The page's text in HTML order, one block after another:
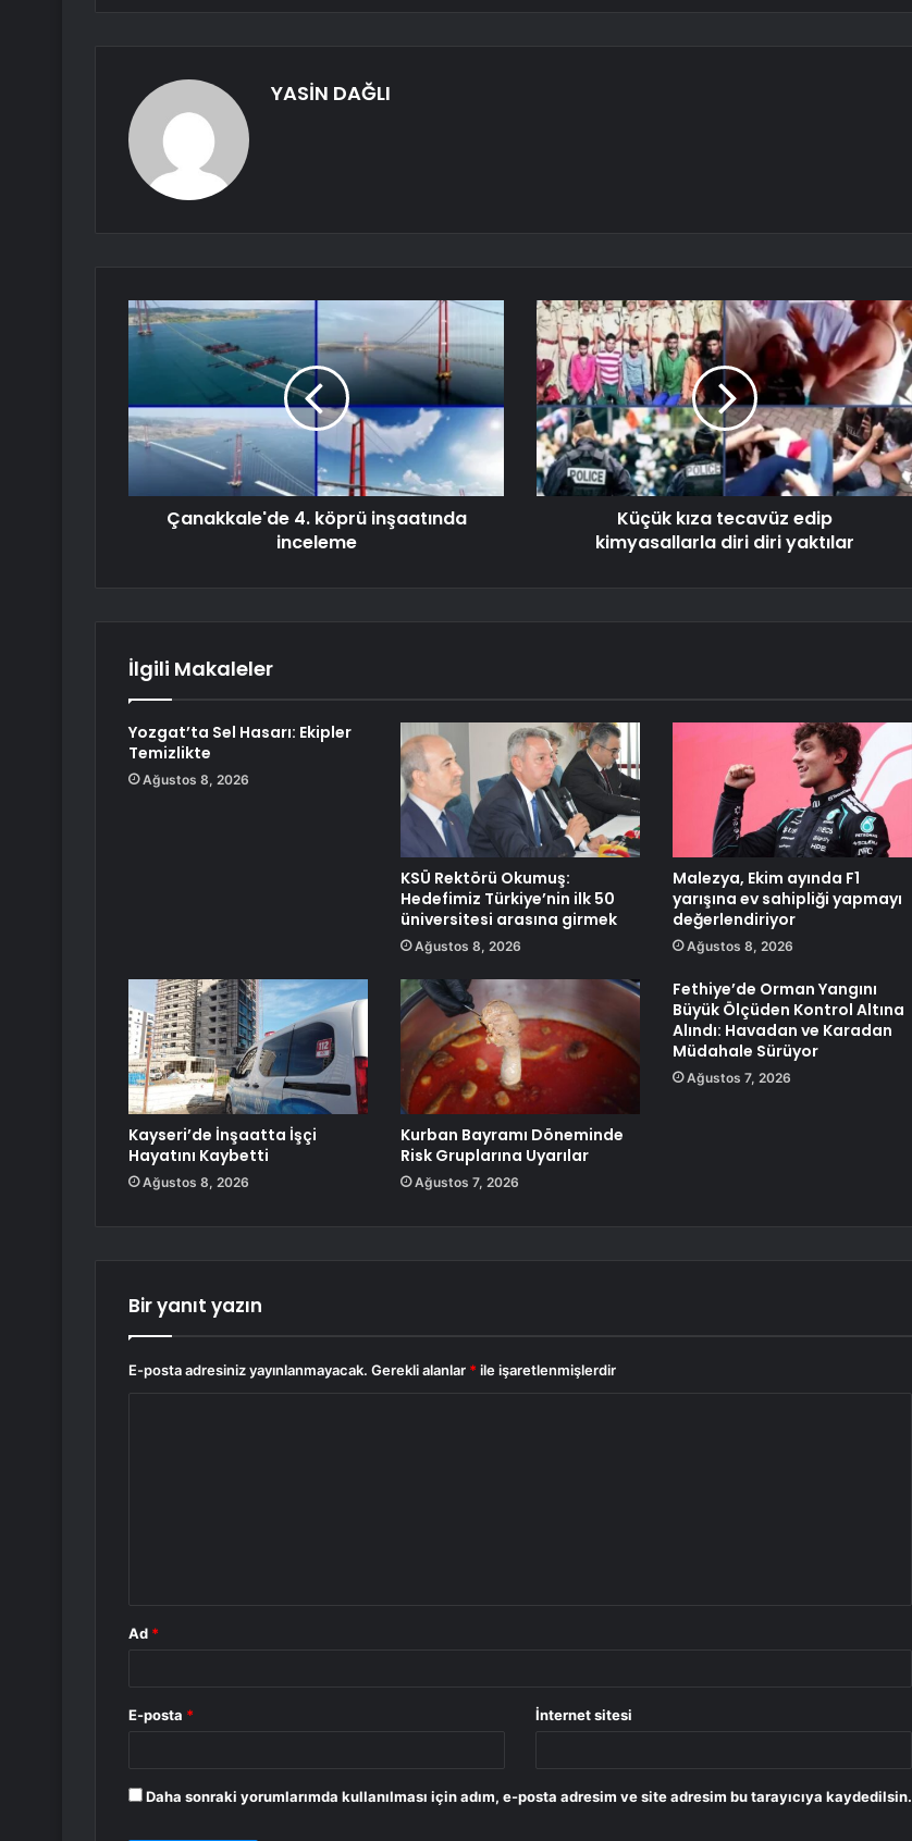
YASİN DAĞLI
Çanakkale'de 4. köprü inşaatında
inceleme
Küçük kıza tecavüz edip
kimyasallarla diri diri yaktılar
İlgili Makaleler
Yozgat’ta Sel Hasarı: Ekipler
Temizlikte
Ağustos 8, 2026
KSÜ Rektörü Okumuş:
Hedefimiz Türkiye’nin ilk 50
üniversitesi arasına girmek
Ağustos 8, 2026
Malezya, Ekim ayında F1
yarışına ev sahipliği yapmayı
değerlendiriyor
Ağustos 8, 2026
Kayseri’de İnşaatta İşçi
Hayatını Kaybetti
Ağustos 8, 2026
Kurban Bayramı Döneminde
Risk Gruplarına Uyarılar
Ağustos 7, 2026
Fethiye’de Orman Yangını
Büyük Ölçüden Kontrol Altına
Alındı: Havadan ve Karadan
Müdahale Sürüyor
Ağustos 7, 2026
Bir yanıt yazın
E-posta adresiniz yayınlanmayacak. Gerekli alanlar * ile işaretlenmişlerdir
Ad *
E-posta * İnternet sitesi
Daha sonraki yorumlarımda kullanılması için adım, e-posta adresim ve site adresim bu tarayıcıya kaydedilsin.